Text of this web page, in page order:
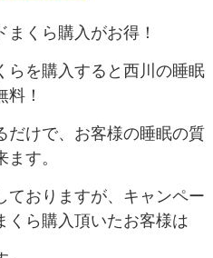
くら購入がお得！
らを購入すると西川の睡眠
！
だけで、お客様の睡眠の質
す。
ておりますが、キャンペー
くら購入頂いたお客様は